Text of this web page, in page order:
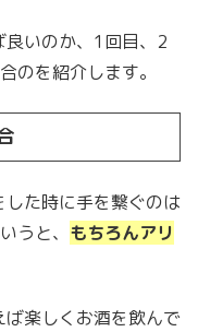
良いのか、1回目、2
のを紹介します。
た時に手を繋ぐのは
うと、 もちろんアリ
楽しくお酒を飲んで